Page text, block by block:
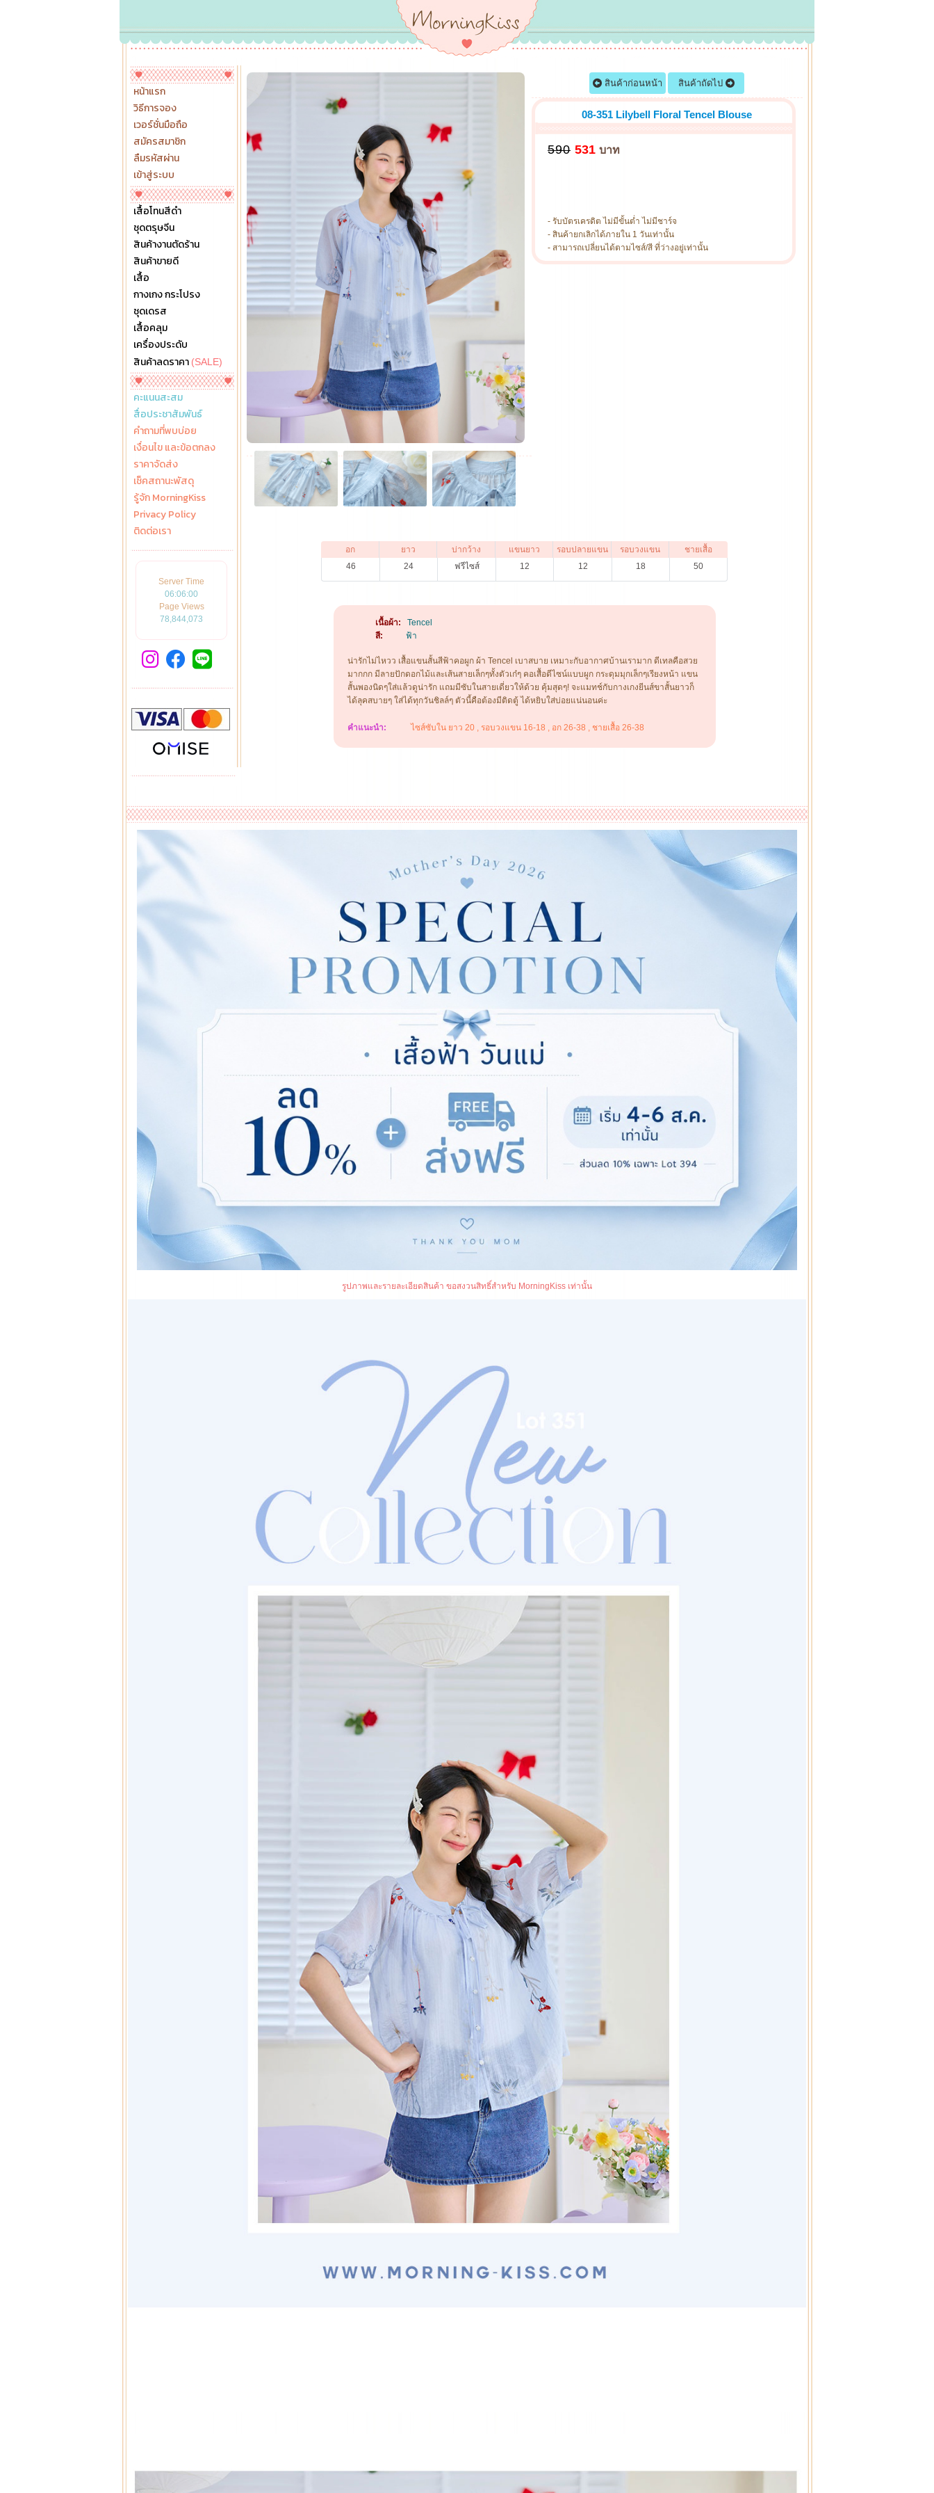
หน้าแรก
วิธีการจอง
เวอร์ชั่นมือถือ
สมัครสมาชิก
ลืมรหัสผ่าน
เข้าสู่ระบบ
เสื้อโทนสีดำ
ชุดตรุษจีน
สินค้างานตัดร้าน
สินค้าขายดี
เสื้อ
กางเกง กระโปรง
ชุดเดรส
เสื้อคลุม
เครื่องประดับ
สินค้าลดราคา (SALE)
คะแนนสะสม
สื่อประชาสัมพันธ์
คำถามที่พบบ่อย
เงื่อนไข และข้อตกลง
ราคาจัดส่ง
เช็คสถานะพัสดุ
รู้จัก MorningKiss
Privacy Policy
ติดต่อเรา
Server Time
06:06:02
Page Views
78,844,073
สินค้าก่อนหน้า สินค้าถัดไป
08-351 Lilybell Floral Tencel Blouse
590 531 บาท
- รับบัตรเครดิต ไม่มีขั้นต่ำ ไม่มีชาร์จ
- สินค้ายกเลิกได้ภายใน 1 วันเท่านั้น
- สามารถเปลี่ยนได้ตามไซส์/สี ที่ว่างอยู่เท่านั้น
อก
46
ยาว
24
บ่ากว้าง
ฟรีไซส์
แขนยาว
12
รอบปลายแขน
12
รอบวงแขน
18
ชายเสื้อ
50
เนื้อผ้า:
Tencel
สี:
ฟ้า
น่ารักไม่ไหวว เสื้อแขนสั้นสีฟ้าคอผูก ผ้า Tencel เบาสบาย เหมาะกับอากาศบ้านเรามาก ดีเทลคือสวย
มากกก มีลายปักดอกไม้และเส้นสายเล็กๆทั้งตัวเก๋ๆ คอเสื้อดีไซน์แบบผูก กระดุมมุกเล็กๆเรียงหน้า แขน
สั้นพองนิดๆใส่แล้วดูน่ารัก แถมมีซับในสายเดี่ยวให้ด้วย คุ้มสุดๆ! จะแมทช์กับกางเกงยีนส์ขาสั้นยาวก็
ได้ลุคสบายๆ ใส่ได้ทุกวันชิลล์ๆ ตัวนี้คือต้องมีติดตู้ ได้หยิบใส่บ่อยแน่นอนค่ะ
คำแนะนำ: ไซส์ซับใน ยาว 20 , รอบวงแขน 16-18 , อก 26-38 , ชายเสื้อ 26-38
รูปภาพและรายละเอียดสินค้า ขอสงวนสิทธิ์สำหรับ MorningKiss เท่านั้น